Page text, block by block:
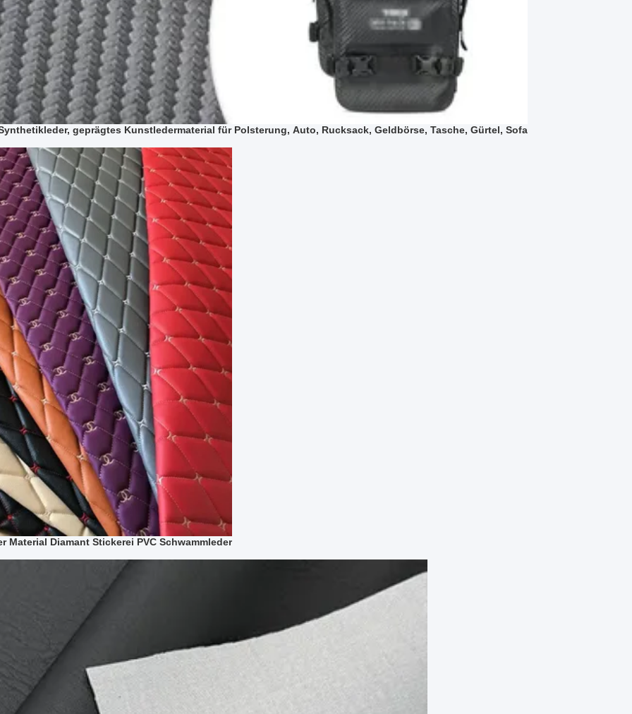
geprägtes Kunstledermaterial für Polsterung, Auto, Rucksack, Geldbörse, Tasche, Gürtel, Sofa
Material Diamant Stickerei PVC Schwammleder